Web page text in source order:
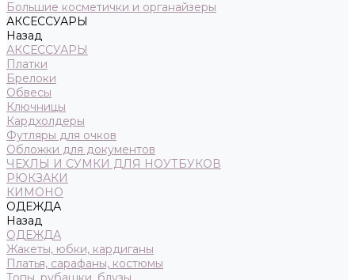
Большие косметички и органайзеры
АКСЕССУАРЫ
Назад
АКСЕССУАРЫ
Платки
Брелоки
Обвесы
Ключницы
Кардхолдеры
Футляры для очков
Обложки для документов
ЧЕХЛЫ И СУМКИ ДЛЯ НОУТБУКОВ
РЮКЗАКИ
КИМОНО
ОДЕЖДА
Назад
ОДЕЖДА
Жакеты, юбки, кардиганы
Платья, сарафаны, костюмы